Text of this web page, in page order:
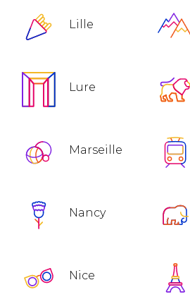
Lille
Lure
Marseille
Nancy
Nice